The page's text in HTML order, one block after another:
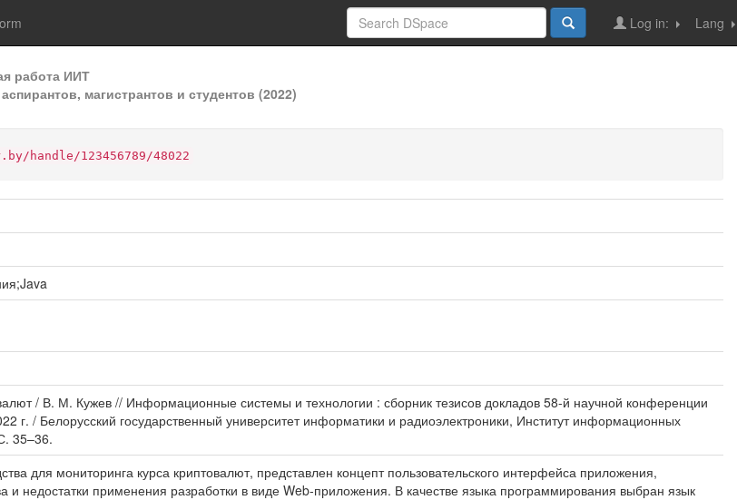
Lang
Log in:
работа ИИТ
магистрантов и студентов (2022)
handle/123456789/48022
/ В. М. Кужев // Информационные системы и технологии : сборник тезисов докладов 58-й научной конференции
г. / Белорусский государственный университет информатики и радиоэлектроники, Институт информационных
35–36.
для мониторинга курса криптовалют, представлен концепт пользовательского интерфейса приложения,
и недостатки применения разработки в виде Web-приложения. В качестве языка программирования выбран язык